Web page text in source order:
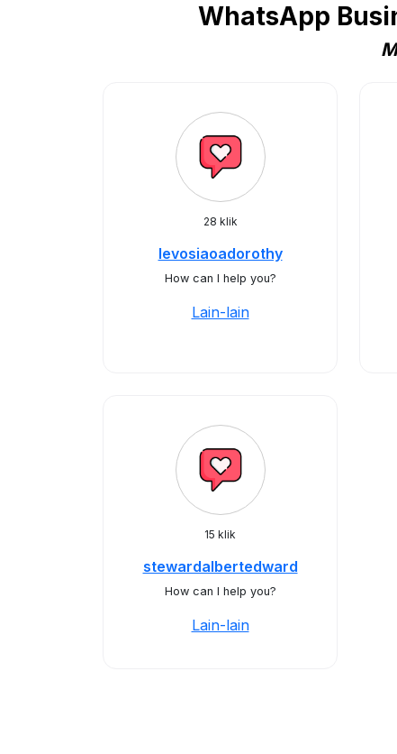
WhatsApp
28 klik
levosiaoadorothy
How can I help you?
Lain-lain
15 klik
stewardalbertedward
How can I help you?
Lain-lain